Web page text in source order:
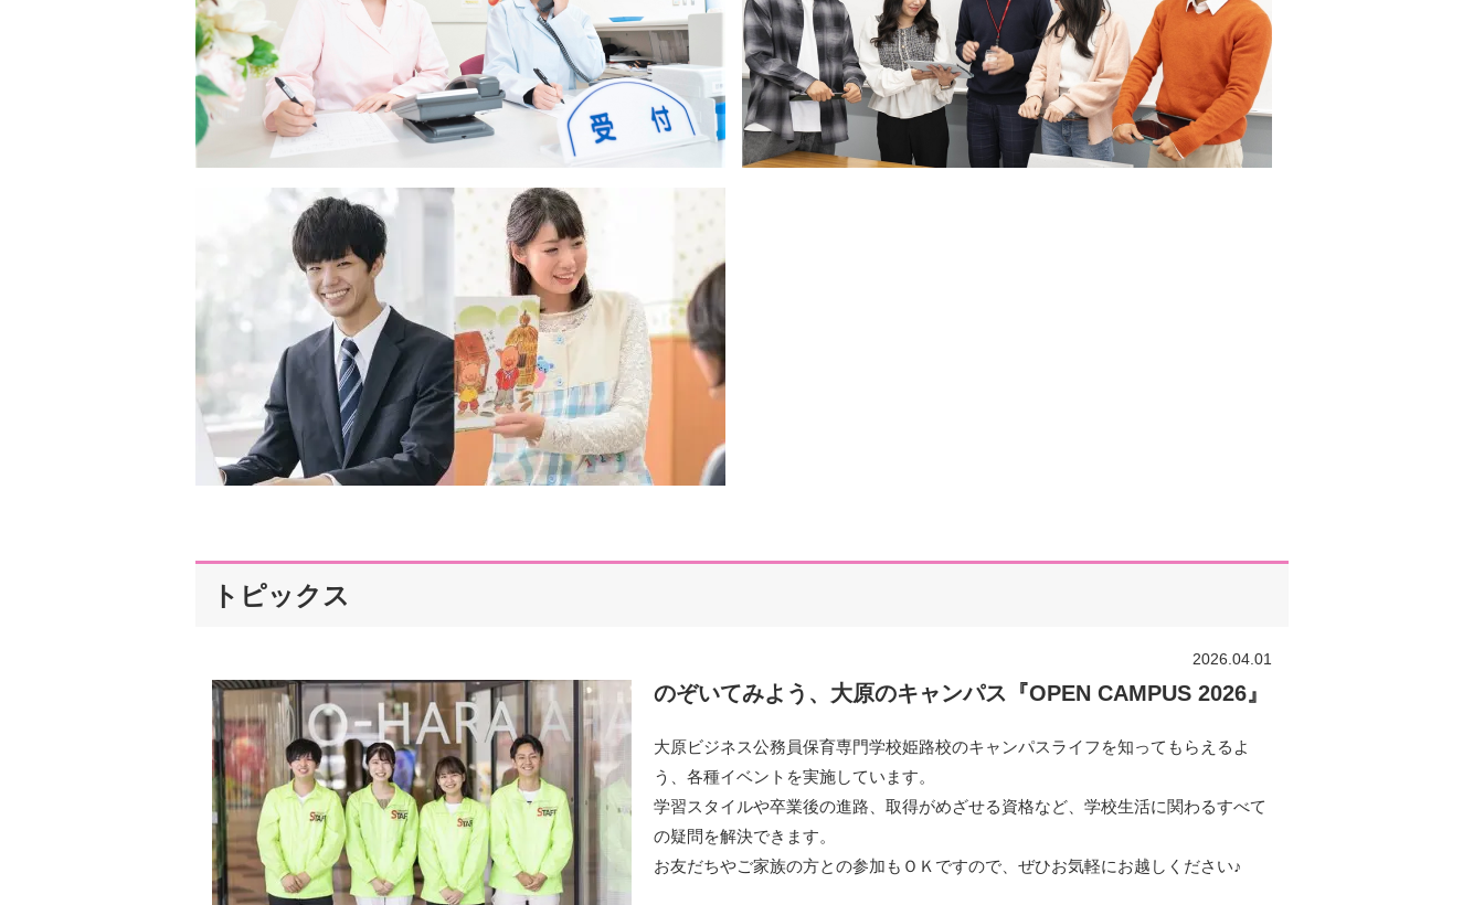
トピックス
2026.04.01
のぞいてみよう、大原のキャンパス『OPEN CAMPUS 2026』
大原ビジネス公務員保育専門学校姫路校のキャンパスライフを知ってもらえるよ
う、各種イベントを実施しています。
学習スタイルや卒業後の進路、取得がめざせる資格など、学校生活に関わるすべて
の疑問を解決できます。
お友だちやご家族の方との参加もＯＫですので、ぜひお気軽にお越しください♪